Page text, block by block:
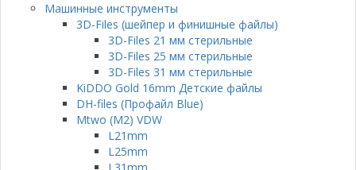
Машинные инструменты
3D-Files (шейпер и финишные файлы)
3D-Files 21 мм стерильные
3D-Files 25 мм стерильные
3D-Files 31 мм стерильные
KiDDO Gold 16mm Детские файлы
DH-files (Профайл Blue)
Mtwo (M2) VDW
L21mm
L25mm